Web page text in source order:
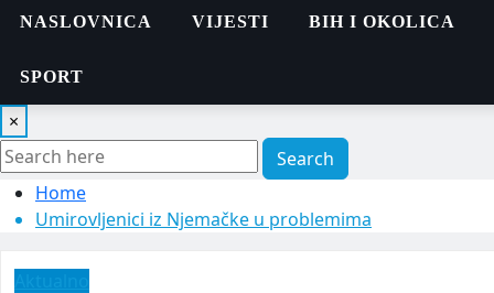
NASLOVNICA VIJESTI BIH I OKOLICA
SPORT
×
Search
Home
Umirovljenici iz Njemačke u problemima